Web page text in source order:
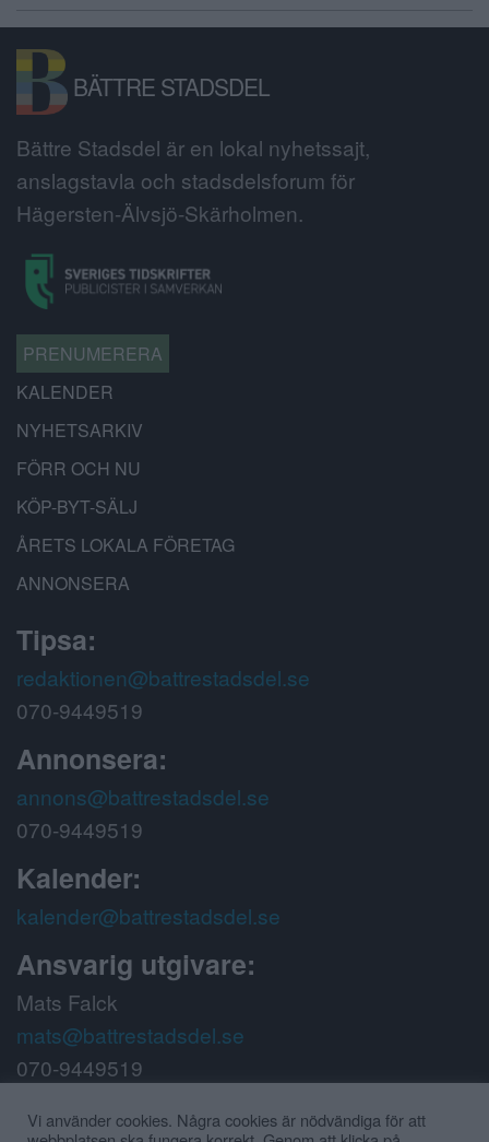
BÄTTRE STADSDEL
Bättre Stadsdel är en lokal nyhetssajt,
anslagstavla och stadsdelsforum för
Hägersten-Älvsjö-Skärholmen.
PRENUMERERA
KALENDER
NYHETSARKIV
FÖRR OCH NU
KÖP-BYT-SÄLJ
ÅRETS LOKALA FÖRETAG
ANNONSERA
Tipsa:
redaktionen@battrestadsdel.se
070-9449519
Annonsera:
annons@battrestadsdel.se
070-9449519
Kalender:
kalender@battrestadsdel.se
Ansvarig utgivare:
Mats Falck
mats@battrestadsdel.se
070-9449519
Följ oss på:
Vi använder cookies. Några cookies är nödvändiga för att